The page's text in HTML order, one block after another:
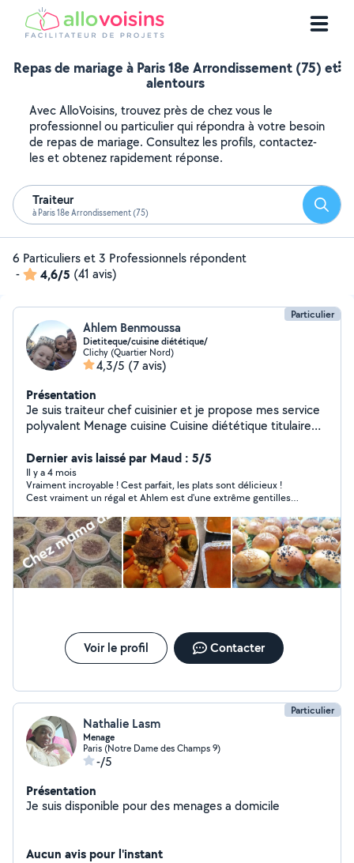
Repas de mariage à Paris 18e Arrondissement (75) et
alentours
Avec AlloVoisins, trouvez près de chez vous le
professionnel ou particulier qui répondra à votre besoin
de repas de mariage. Consultez les profils, contactez-
les et obtenez rapidement réponse.
Traiteur
à Paris 18e Arrondissement (75)
6 Particuliers et 3 Professionnels répondent
-
4,6/5 (41 avis)
Particulier
Ahlem Benmoussa
Dietiteque/cuisine diététique/
Clichy (Quartier Nord)
4,3/5 (7 avis)
Présentation
Je suis traiteur chef cuisinier et je propose mes service
polyvalent Menage cuisine Cuisine diététique titulaire
cooking des recettes healthy revisité avec méthode de
conservation sans changement de goût des desserts
fait maison des gâteaux même le goûter pour vous
enfants a des prix correct et recettes bien soignée
Dernier avis laissé par Maud : 5/5
Il y a 4 mois
Vraiment incroyable ! Cest parfait, les plats sont délicieux !
Cest vraiment un régal et Ahlem est d'une extrême gentillesse
Voir le profil Contacter
Particulier
Nathalie Lasm
Menage
Paris (Notre Dame des Champs 9)
-/5
Présentation
Je suis disponible pour des menages a domicile
Aucun avis pour l'instant